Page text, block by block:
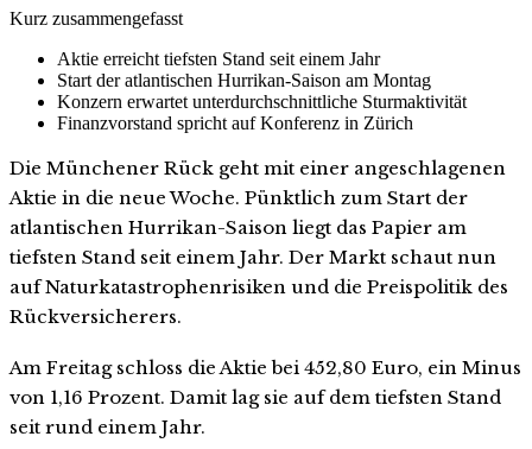
Kurz zusammengefasst
Aktie erreicht tiefsten Stand seit einem Jahr
Start der atlantischen Hurrikan-Saison am Montag
Konzern erwartet unterdurchschnittliche Sturmaktivität
Finanzvorstand spricht auf Konferenz in Zürich
Die Münchener Rück geht mit einer angeschlagenen
Aktie in die neue Woche. Pünktlich zum Start der
atlantischen Hurrikan-Saison liegt das Papier am
tiefsten Stand seit einem Jahr. Der Markt schaut nun
auf Naturkatastrophenrisiken und die Preispolitik des
Rückversicherers.
Am Freitag schloss die Aktie bei 452,80 Euro, ein Minus
von 1,16 Prozent. Damit lag sie auf dem tiefsten Stand
seit rund einem Jahr.